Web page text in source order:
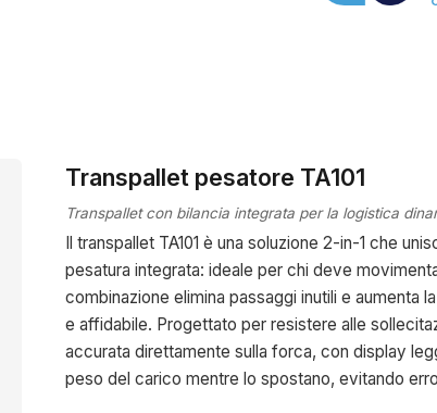
Transpallet pesatore TA101
Transpallet con bilancia integrata per la logistica
Il transpallet TA101 è una soluzione 2-in-1 che
pesatura integrata: ideale per chi deve
combinazione elimina passaggi inutili e aumenta
e affidabile. Progettato per resistere alle
accurata direttamente sulla forca, con display
peso del carico mentre lo spostano, evitando